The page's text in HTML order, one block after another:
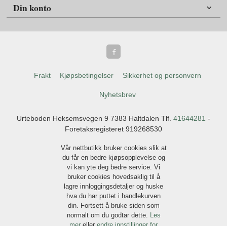
Din konto
Frakt Kjøpsbetingelser Sikkerhet og personvern
Nyhetsbrev
Urteboden Heksemsvegen 9 7383 Haltdalen Tlf. 41644281 -
Foretaksregisteret 919268530
Vår nettbutikk bruker cookies slik at
du får en bedre kjøpsopplevelse og
vi kan yte deg bedre service. Vi
bruker cookies hovedsaklig til å
lagre innloggingsdetaljer og huske
hva du har puttet i handlekurven
din. Fortsett å bruke siden som
normalt om du godtar dette. Les